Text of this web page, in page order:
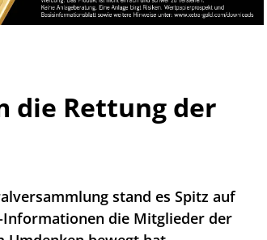
die Rettung der
stand es Spitz auf
Informationen die Mitglieder der